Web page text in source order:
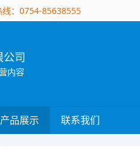
线：0754-85638555
司
内容
产品展示 联系我们